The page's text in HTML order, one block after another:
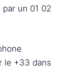
un 01 02
le +33 dans